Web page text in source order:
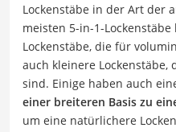
Lockenstäbe in der Art der
meisten 5-in-1-
Lockenstäbe, die für
auch kleinere Lockenstäbe,
sind. Einige haben auch
einer breiteren Basis zu
um eine natürlichere